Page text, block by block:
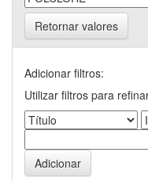
Retornar valores
Adicionar filtros:
Utilizar filtros para